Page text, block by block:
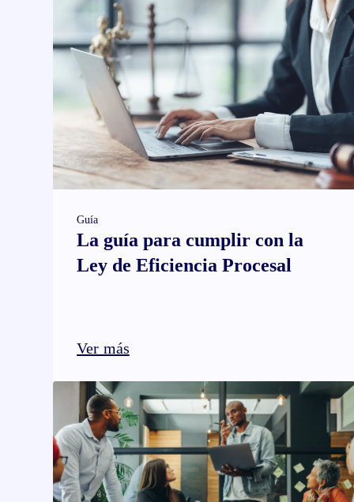
Guía
La guía para cumplir con la
Ley de Eficiencia Procesal
Ver más